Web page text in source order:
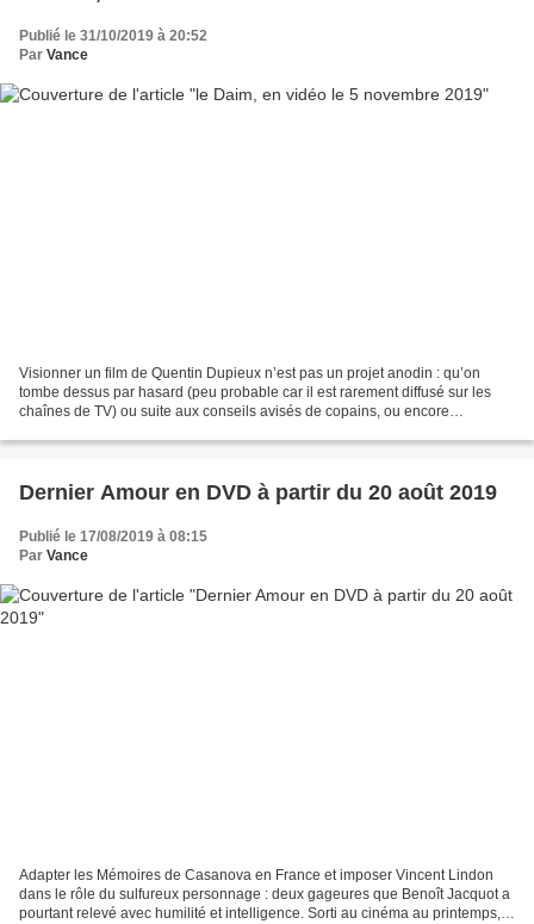
Publié le 31/10/2019 à 20:52
Par Vance
Visionner un film de Quentin Dupieux n’est pas un projet anodin : qu’on
tombe dessus par hasard (peu probable car il est rarement diffusé sur les
chaînes de TV) ou suite aux conseils avisés de copains, ou encore
Dernier Amour en DVD à partir du 20 août 2019
Publié le 17/08/2019 à 08:15
Par Vance
Adapter les Mémoires de Casanova en France et imposer Vincent Lindon
dans le rôle du sulfureux personnage : deux gageures que Benoît Jacquot a
pourtant relevé avec humilité et intelligence. Sorti au cinéma au printemps,